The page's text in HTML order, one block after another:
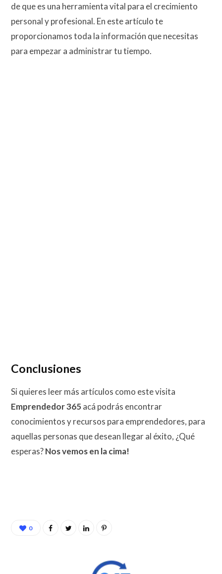
de que es una herramienta vital para el crecimiento
personal y profesional. En este artículo te
proporcionamos toda la información que necesitas
para empezar a administrar tu tiempo.
Conclusiones
Si quieres leer más artículos como este visita
Emprendedor 365acá podrás encontrar
conocimientos y recursos para emprendedores, para
aquellas personas que desean llegar al éxito, ¿Qué
esperas?Nos vemos en la cima!
0